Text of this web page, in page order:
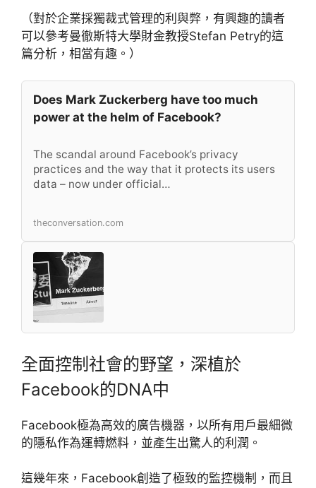
（對於企業採獨裁式管理的利與弊，有興趣的讀者
可以參考曼徹斯特大學財金教授Stefan Petry的這
篇分析，相當有趣。）
Does Mark Zuckerberg have too much
power at the helm of Facebook?
The scandal around Facebook’s privacy
practices and the way that it protects its users
data – now under official…
theconversation.com
全面控制社會的野望，深植於
Facebook的DNA中
Facebook極為高效的廣告機器，以所有用戶最細微
的隱私作為運轉燃料，並產生出驚人的利潤。
這幾年來，Facebook創造了極致的監控機制，而且